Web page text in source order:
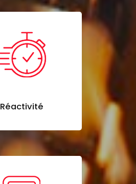
Réactivité